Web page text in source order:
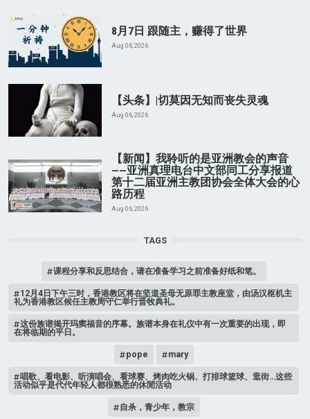
8月7日 跟随主，赚得了世界
Aug 06, 2026
【头条】|切莫因无知而丧失灵魂
Aug 06, 2026
【新闻】我聆听的是亚洲教会的声音
——亚洲真理电台中文部同工分享报道
第十二届亚洲主教团协会全体大会的心
路历程
Aug 06, 2026
TAGS
课程分享和反思结合，请在准备学习之前准备好纸和笔。
12月4日下午三时，香港教区将在坚道圣母无原罪主教座堂，由汤汉枢机主
礼为香港教区候任主教周守仁举行晋牧典礼。
这份族谱揭开玛窦福音的序幕。族谱本身在礼仪中有一次重要的出现，即
在将临期的平日。
pope mary
唱歌、看电影、听演唱会、看球赛、烤肉吃火锅、打排球篮球、逛街…这些
活动似乎是代代年轻人都很熟悉的休閒活动
自杀，青少年，教宗